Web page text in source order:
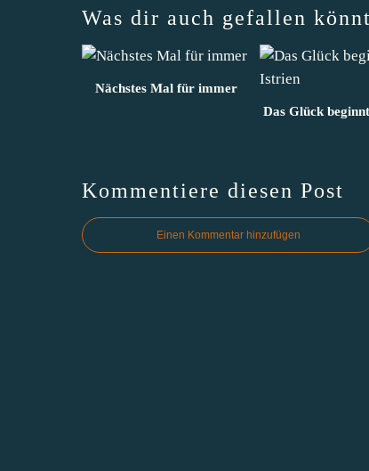
Was dir auch gefallen
Nächstes Mal für immer
Das Glück
Kommentiere diesen Post
Einen Kommentar hinzufügen